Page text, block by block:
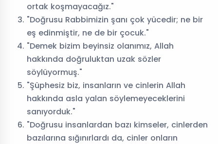
ortak koşmayacağız."
"Doğrusu Rabbimizin şanı çok yücedir; ne bir
eş edinmiştir, ne de bir çocuk."
"Demek bizim beyinsiz olanımız, Allah
hakkında doğruluktan uzak sözler
söylüyormuş."
"Şüphesiz biz, insanların ve cinlerin Allah
hakkında asla yalan söylemeyeceklerini
sanıyorduk."
"Doğrusu insanlardan bazı kimseler, cinlerden
bazılarına sığınırlardı da, cinler onların